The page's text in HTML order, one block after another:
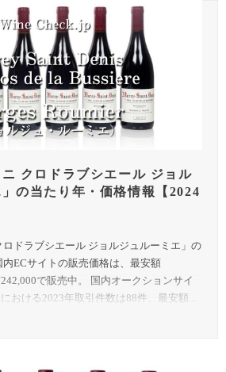
ニ クロドラブシエール ジョル
の当たり年・価格情報【2024
ロドラブシエール ジョルジュルーミエ」の
ECサイトの販売価格は、最安額
で販売中。 国内オークションサイ
おける2023年取引件数は88件、最安額...